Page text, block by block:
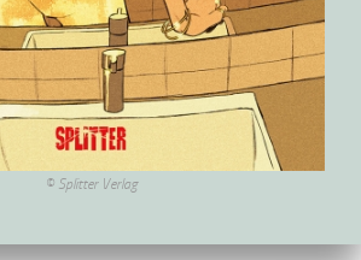
© Splitter Verlag